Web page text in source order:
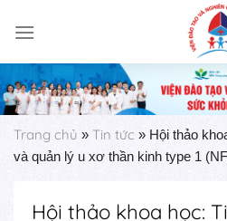
Trang chủ » Tin tức » Hội thảo
và quản lý u xơ thần kinh type 1
Hội thảo khoa học: